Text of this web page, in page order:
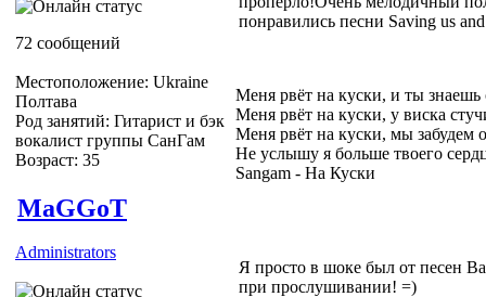
72 сообщений
Местоположение: Ukraine
Полтава
Род занятий: Гитарист и бэк
вокалист группы СанГам
Возраст: 35
понравились песни Saving us
Меня рвёт на куски, и ты знаешь
Меня рвёт на куски, у виска
Меня рвёт на куски, мы забудем
Не услышу я больше твоего
Sangam - На Куски
MaGGoT
Administrators
Я просто в шоке был от песен
при прослушивании! =)